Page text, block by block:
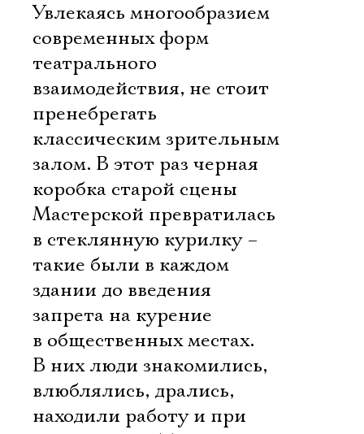
Увлекаясь многообразием
современных форм
театрального
взаимодействия, не стоит
пренебрегать
классическим зрительным
залом. В этот раз черная
коробка старой сцены
Мастерской превратилась
в стеклянную курилку –
такие были в каждом
здании до введения
запрета на курение
в общественных местах.
В них люди знакомились,
влюблялись, дрались,
находили работу и при